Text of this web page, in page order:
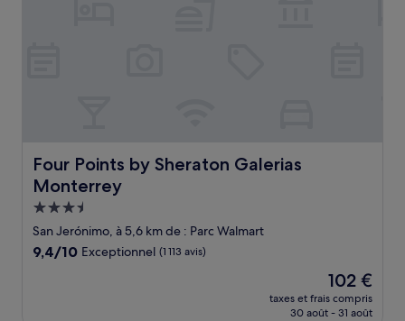
Four Points by Sheraton Galerias
Monterrey
Four Points by Sheraton Galerias Monterrey
Hébergement
3.5 étoiles
San Jerónimo, à 5,6 km de : Parc Walmart
9.4
9,4/10 Exceptionnel (1 113 avis)
Le
nouveau
prix
102 €
taxes et frais compris
30 août - 31 août